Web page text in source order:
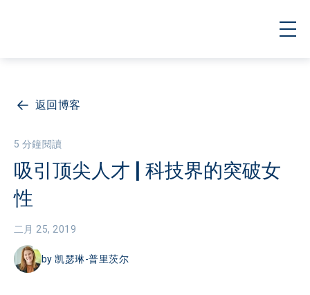
返回博客
5 分鐘閱讀
吸引顶尖人才 | 科技界的突破女
性
二月 25, 2019
by凯瑟琳-普里茨尔